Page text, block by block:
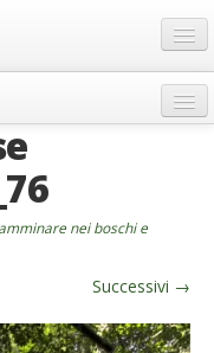
nei boschi e
Successivi →